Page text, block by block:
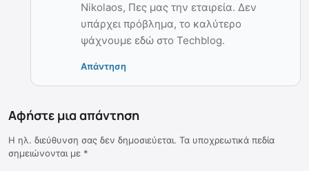
Nikolaos, Πες μας την εταιρεία. Δεν
υπάρχει πρόβλημα, το καλύτερο
ψάχνουμε εδώ στο Techblog.
Απάντηση
Αφήστε μια απάντηση
Η ηλ. διεύθυνση σας δεν δημοσιεύεται. Τα υποχρεωτικά πεδία
σημειώνονται με *